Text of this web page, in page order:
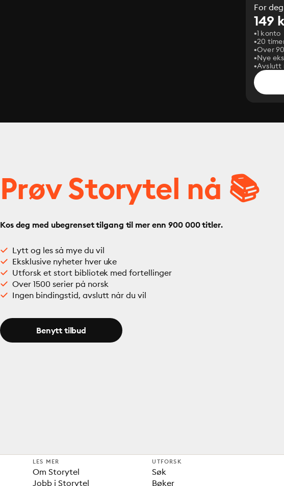
For
149
1 konto
20
Over
Nye
Avslutt
Prøv Storytel nå 📚
Kos deg med ubegrenset tilgang til mer enn 900 000 titler.
Lytt og les så mye du vil
Eksklusive nyheter hver uke
Utforsk et stort bibliotek med fortellinger
Over 1500 serier på norsk
Ingen bindingstid, avslutt når du vil
Benytt tilbud
LES MER
Om Storytel
Jobb i Storytel
UTFORSK
Søk
Bøker